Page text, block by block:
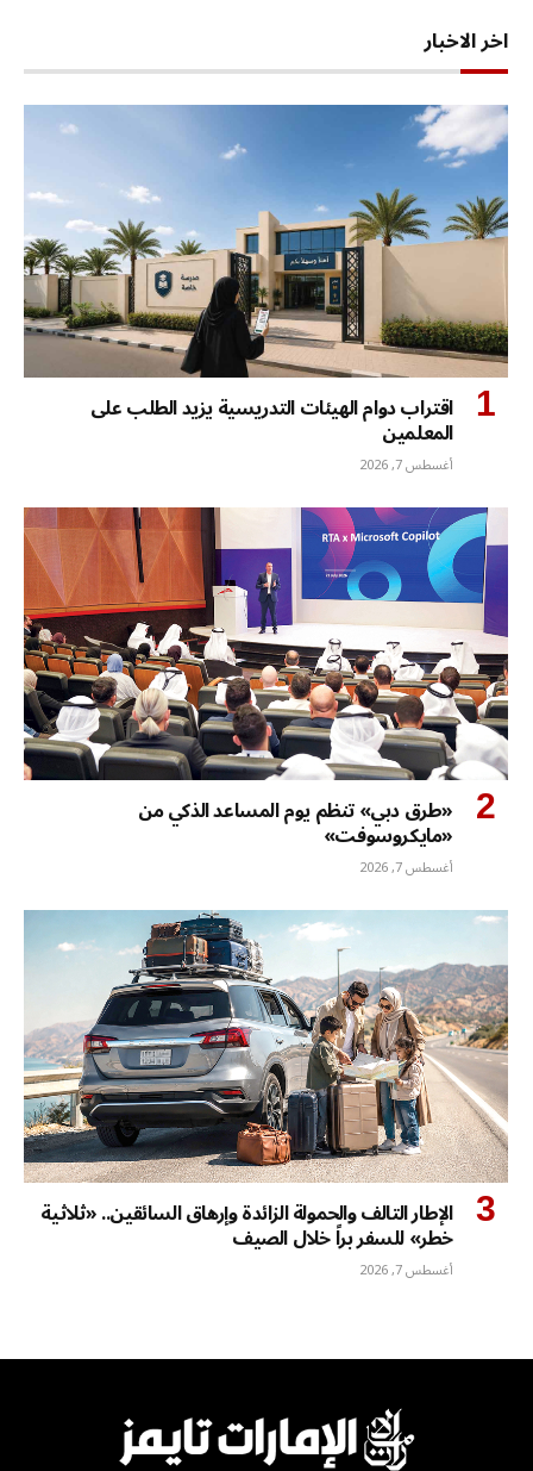
اخر الاخبار
اقتراب دوام الهيئات التدريسية يزيد الطلب على
المعلمين
أغسطس 7, 2026
«طرق دبي» تنظم يوم المساعد الذكي من
«مايكروسوفت»
أغسطس 7, 2026
الإطار التالف والحمولة الزائدة وإرهاق السائقين.. «ثلاثية
خطر» للسفر براً خلال الصيف
أغسطس 7, 2026